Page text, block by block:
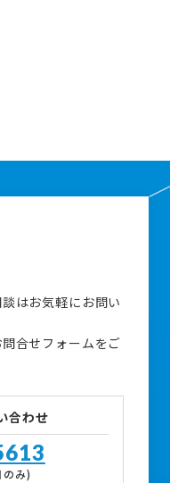
はお気軽にお問い
合せフォームをご
合わせ
のみ)